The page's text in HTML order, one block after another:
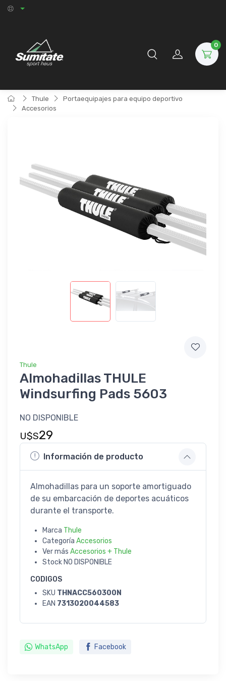
0
Thule
Portaequipajes para equipo deportivo
Accesorios
Thule
Almohadillas THULE
Windsurfing Pads 5603
NO DISPONIBLE
U$S29
Información de producto
Almohadillas para un soporte amortiguado
de su embarcación de deportes acuáticos
durante el transporte.
Marca Thule
Categoría Accesorios
Ver más Accesorios + Thule
Stock NO DISPONIBLE
CODIGOS
SKU THNACC560300N
EAN 7313020044583
WhatsApp Facebook